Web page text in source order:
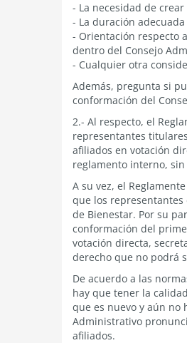
- La necesidad de
- La duración
- Orientación respecto
dentro del Consejo
- Cualquier otra
Además, pregunta si
conformación del
2.- Al respecto, el
representantes
afiliados en votación
reglamento interno,
A su vez, el
que los representantes
de Bienestar. Por su
conformación del
votación directa,
derecho que no podrá
De acuerdo a las
hay que tener la
que es nuevo y aún no
Administrativo
afiliados.